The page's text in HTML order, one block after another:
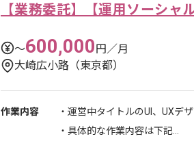
【業務委託】【運用ソーシャ
〜600,000円／月
大崎広小路（東京都）
作業内容
・運営中タイトルのUI、UXデ
・具体的な作業内容は下記...